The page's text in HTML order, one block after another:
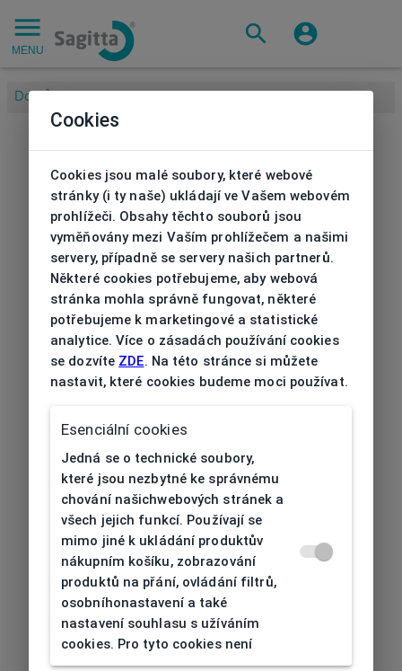
MENU
Domů
Cookies
Cookies jsou malé soubory, které webové
stránky (i ty naše) ukládají ve Vašem webovém
prohlížeči. Obsahy těchto souborů jsou
vyměňovány mezi Vaším prohlížečem a našimi
servery, případně se servery našich partnerů.
Některé cookies potřebujeme, aby webová
stránka mohla správně fungovat, některé
potřebujeme k marketingové a statistické
analytice. Více o zásadách používání cookies
se dozvíte ZDE. Na této stránce si můžete
nastavit, které cookies budeme moci používat.
Esenciální cookies
Jedná se o technické soubory,
které jsou nezbytné ke správnému
chování našichwebových stránek a
všech jejich funkcí. Používají se
mimo jiné k ukládání produktův
nákupním košíku, zobrazování
produktů na přání, ovládání filtrů,
osobníhonastavení a také
nastavení souhlasu s užíváním
cookies. Pro tyto cookies není